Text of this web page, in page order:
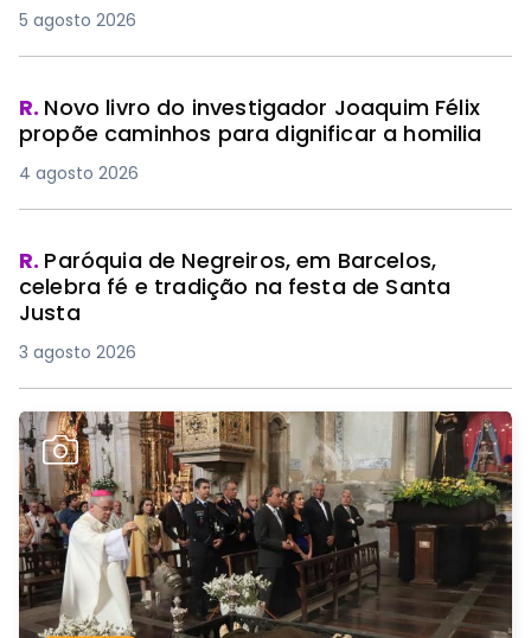
5 agosto 2026
R. Novo livro do investigador Joaquim Félix
propõe caminhos para dignificar a homilia
4 agosto 2026
R. Paróquia de Negreiros, em Barcelos,
celebra fé e tradição na festa de Santa
Justa
3 agosto 2026